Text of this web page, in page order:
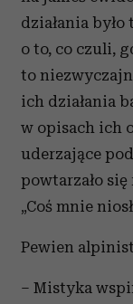
działania
o to, co czuli,
to
ich działania
w opisach ich
uderzające
powtarzało
„Coś mnie
Pewien
– Mistyka